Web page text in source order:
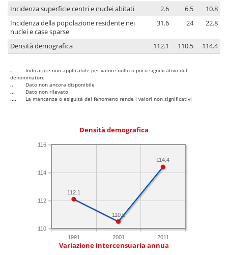
Incidenza superficie centri e nuclei abitati 2.6 6.5
10.8
Incidenza della popolazione residente nei
nuclei e case sparse
31.6 24 22.8
Densità demografica 112.1 110.5 114.4
-
Indicatore non applicabile per valore nullo o poco significativo del
denominatore
..
Dato non ancora disponibile
...
Dato non rilevato
....
La mancanza o esiguità del fenomeno rende i valori non significativi
Densità demografica
1991 2001 2011
110
112
114
116
114.4
110.5
112.1
Variazione intercensuaria annua